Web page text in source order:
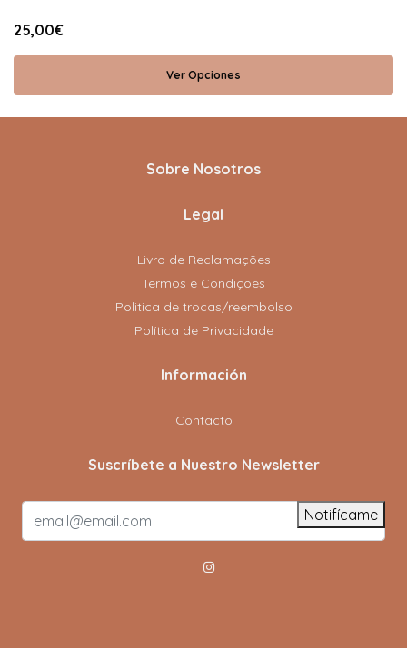
25,00€
Ver Opciones
Sobre Nosotros
Legal
Livro de Reclamações
Termos e Condições
Politica de trocas/reembolso
Política de Privacidade
Información
Contacto
Suscríbete a Nuestro Newsletter
Notifícame